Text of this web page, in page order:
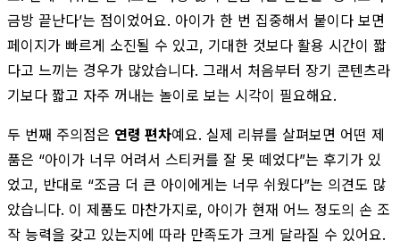
금방 끝난다’는 점이었어요. 아이가 한 번 집중해서 붙이다 보면
페이지가 빠르게 소진될 수 있고, 기대한 것보다 활용 시간이 짧
다고 느끼는 경우가 많았습니다. 그래서 처음부터 장기 콘텐츠라
기보다 짧고 자주 꺼내는 놀이로 보는 시각이 필요해요.
두 번째 주의점은 연령 편차예요. 실제 리뷰를 살펴보면 어떤 제
품은 “아이가 너무 어려서 스티커를 잘 못 떼었다”는 후기가 있
었고, 반대로 “조금 더 큰 아이에게는 너무 쉬웠다”는 의견도 많
았습니다. 이 제품도 마찬가지로, 아이가 현재 어느 정도의 손 조
작 능력을 갖고 있는지에 따라 만족도가 크게 달라질 수 있어요.